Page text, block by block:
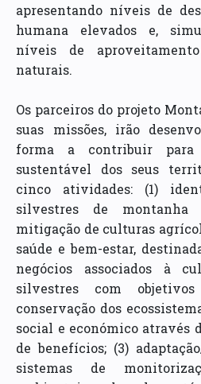
apresentando níveis de
humana elevados e,
níveis de
naturais.
Os parceiros do projeto
suas missões, irão
forma a contribuir para
sustentável dos seus
cinco atividades: (1)
silvestres de montanha
mitigação de culturas
saúde e bem-estar,
negócios associados à
silvestres com
conservação dos
social e económico através
de benefícios; (3)
sistemas de